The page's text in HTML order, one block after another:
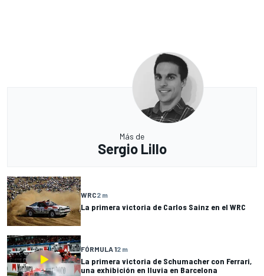
Más de
Sergio Lillo
WRC2 m
La primera victoria de Carlos Sainz en el WRC
FÓRMULA 12 m
La primera victoria de Schumacher con Ferrari,
una exhibición en lluvia en Barcelona